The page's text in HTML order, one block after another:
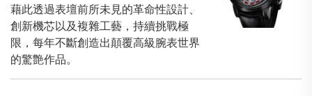
藉此透過表壇前所未見的革命性設計、
創新機芯以及複雜工藝，持續挑戰極
限，每年不斷創造出顛覆高級腕表世界
的驚艶作品。